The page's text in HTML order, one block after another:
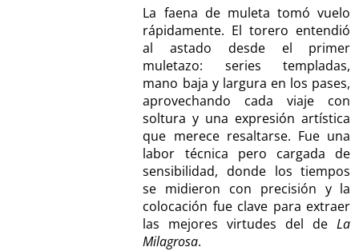
La faena de muleta tomó vuelo
rápidamente. El torero entendió
al astado desde el primer
muletazo: series templadas,
mano baja y largura en los pases,
aprovechando cada viaje con
soltura y una expresión artística
que merece resaltarse. Fue una
labor técnica pero cargada de
sensibilidad, donde los tiempos
se midieron con precisión y la
colocación fue clave para extraer
las mejores virtudes del deLa
Milagrosa.